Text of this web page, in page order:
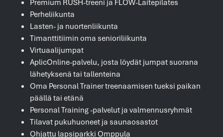
Perheliikunta
Lasten- ja nuortenliikunta
Timanttitiimin oma senioriliikunta
Virtuaalijumpat
AplicOnline-palvelu, josta löydät jumpat suorana
lähetyksenä tai tallenteina
Oma Personal Trainer treenaamisen tueksi paikan
päällä tai etänä
Personal Training -palvelut ja valmennusryhmät
Tilavat pukuhuoneet ja saunaosastot
Ohjattu lapsiparkki Omppula